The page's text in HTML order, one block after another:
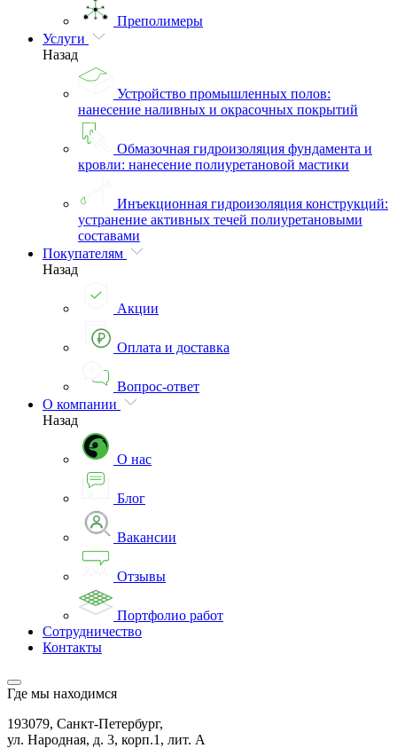
Преполимеры
Услуги
Назад
Устройство промышленных полов:
нанесение наливных и окрасочных покрытий
Обмазочная гидроизоляция фундамента и
кровли: нанесение полиуретановой мастики
Инъекционная гидроизоляция конструкций:
устранение активных течей полиуретановыми
составами
Покупателям
Назад
Акции
Оплата и доставка
Вопрос-ответ
О компании
Назад
О нас
Блог
Вакансии
Отзывы
Портфолио работ
Сотрудничество
Контакты
Где мы находимся
193079, Санкт-Петербург,
ул. Народная, д. 3, корп.1, лит. А